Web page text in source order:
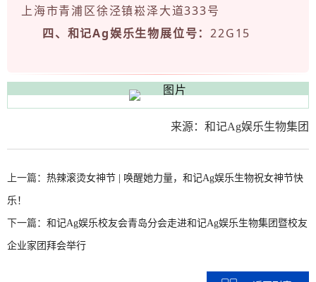
上海市青浦区徐泾镇崧泽大道333号
四、和记Ag娱乐生物展位号：22G15
来源：和记Ag娱乐生物集团
上一篇： 热辣滚烫女神节 | 唤醒她力量，和记Ag娱乐生物祝女神节快
乐！
下一篇： 和记Ag娱乐校友会青岛分会走进和记Ag娱乐生物集团暨校友
企业家团拜会举行